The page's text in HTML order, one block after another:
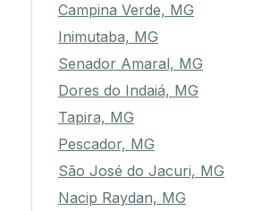
Campina Verde, MG
Inimutaba, MG
Senador Amaral, MG
Dores do Indaiá, MG
Tapira, MG
Pescador, MG
São José do Jacuri, MG
Nacip Raydan, MG